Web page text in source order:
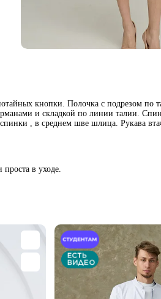
кнопки. Полочка с подрезом по
и складкой по линии талии.
, в среднем шве шлица. Рукава
в уходе.